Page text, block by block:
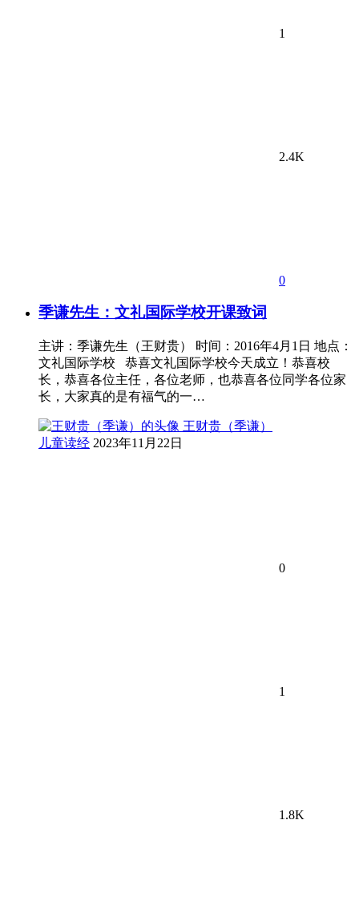
1
2.4K
0
季谦先生：文礼国际学校开课致词
主讲：季谦先生（王财贵） 时间：2016年4月1日 地点：
文礼国际学校 恭喜文礼国际学校今天成立！恭喜校
长，恭喜各位主任，各位老师，也恭喜各位同学各位家
长，大家真的是有福气的一…
王财贵（季谦）
儿童读经 2023年11月22日
0
1
1.8K